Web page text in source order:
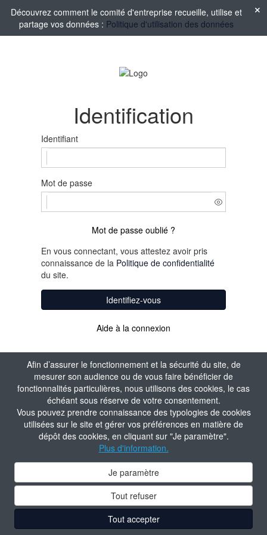
Afin d’assurer le fonctionnement et la sécurité du site, de
mesurer son audience ou de vous faire bénéficier de
fonctionnalités particulières, nous utilisons des cookies, le cas
échéant sous réserve de votre consentement.
Vous pouvez prendre connaissance des typologies de cookies
utilisées sur le site et gérer vos préférences en matière de
dépôt des cookies, en cliquant sur "Je paramètre".
Plus d'information.
Je paramètre
Tout refuser
Tout accepter
Découvrez comment le comité d'entreprise recueille, utilise et
partage vos données : Politique d'utilisation des données
Identification
Identifiant
Mot de passe
Mot de passe oublié ?
En vous connectant, vous attestez avoir pris
connaissance de la Politique de confidentialité
du site.
Identifiez-vous
Aide à la connexion